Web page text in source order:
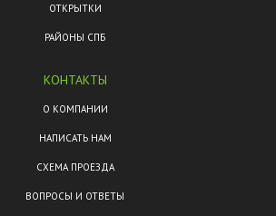
ОТКРЫТКИ
РАЙОНЫ СПБ
КОНТАКТЫ
О КОМПАНИИ
НАПИСАТЬ НАМ
СХЕМА ПРОЕЗДА
ВОПРОСЫ И ОТВЕТЫ